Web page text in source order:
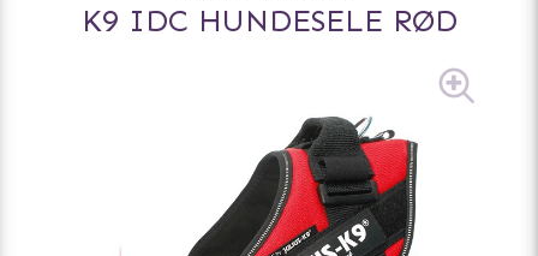
K9 IDC HUNDESELE RØD